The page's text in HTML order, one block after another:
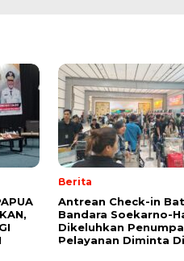
Berita
Antrean Check-in
Bandara Soekarno-
Dikeluhkan
Pelayanan Diminta